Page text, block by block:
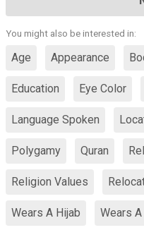
You might also be interested in:
Age Appearance
Education Eye Color
Language Spoken
Polygamy Quran
Religion Values
Wears A Hijab Wears